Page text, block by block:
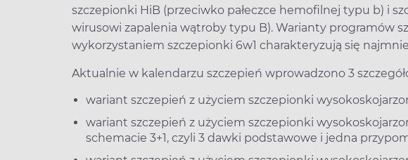
szczepionki HiB (przeciwko pałeczce hemofilnej typu b) i
wirusowi zapalenia wątroby typu B). Warianty programów
wykorzystaniem szczepionki 6w1 charakteryzują się
Aktualnie w kalendarzu szczepień wprowadzono 3
wariant szczepień z użyciem szczepionki
wariant szczepień z użyciem szczepionki
schemacie 3+1, czyli 3 dawki podstawowe i jedna